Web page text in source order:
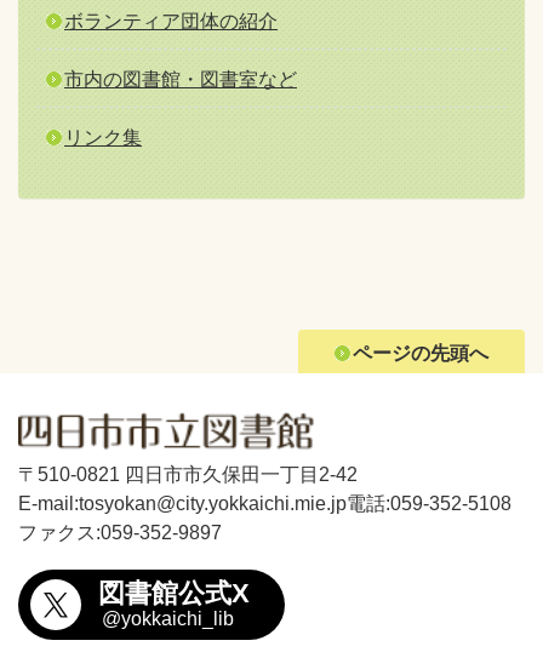
ボランティア団体の紹介
市内の図書館・図書室など
リンク集
ページの先頭へ
〒510-0821 四日市市久保田一丁目2-42
E-mail:tosyokan@city.yokkaichi.mie.jp電話:059-352-5108
ファクス:059-352-9897
図書館公式X
@yokkaichi_lib